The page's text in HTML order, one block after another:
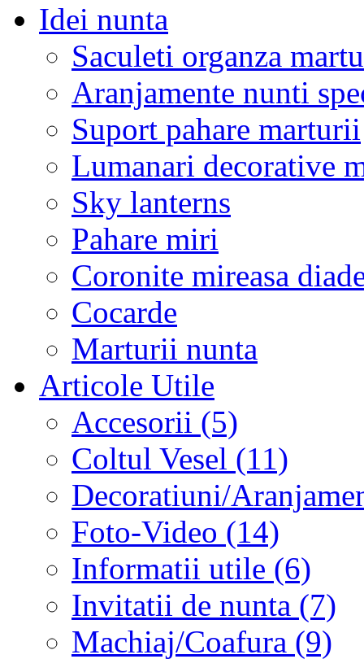
Idei nunta
Saculeti organza
Aranjamente nunti
Suport pahare marturii
Lumanari decorative
Sky lanterns
Pahare miri
Coronite mireasa
Cocarde
Marturii nunta
Articole Utile
Accesorii (5)
Coltul Vesel (11)
Decoratiuni/
Foto-Video (14)
Informatii utile (6)
Invitatii de nunta (7)
Machiaj/Coafura (9)